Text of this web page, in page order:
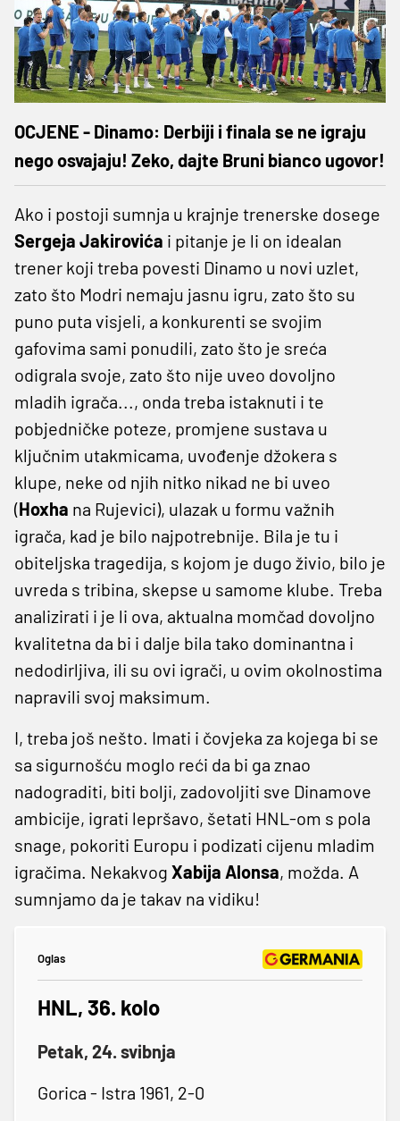
OCJENE - Dinamo: Derbiji i finala se ne igraju
nego osvajaju! Zeko, dajte Bruni bianco ugovor!
Ako i postoji sumnja u krajnje trenerske dosege
Sergeja Jakirovića i pitanje je li on idealan
trener koji treba povesti Dinamo u novi uzlet,
zato što Modri nemaju jasnu igru, zato što su
puno puta visjeli, a konkurenti se svojim
gafovima sami ponudili, zato što je sreća
odigrala svoje, zato što nije uveo dovoljno
mladih igrača..., onda treba istaknuti i te
pobjedničke poteze, promjene sustava u
ključnim utakmicama, uvođenje džokera s
klupe, neke od njih nitko nikad ne bi uveo
(Hoxha na Rujevici), ulazak u formu važnih
igrača, kad je bilo najpotrebnije. Bila je tu i
obiteljska tragedija, s kojom je dugo živio, bilo je
uvreda s tribina, skepse u samome klube. Treba
analizirati i je li ova, aktualna momčad dovoljno
kvalitetna da bi i dalje bila tako dominantna i
nedodirljiva, ili su ovi igrači, u ovim okolnostima
napravili svoj maksimum.
I, treba još nešto. Imati i čovjeka za kojega bi se
sa sigurnošću moglo reći da bi ga znao
nadograditi, biti bolji, zadovoljiti sve Dinamove
ambicije, igrati lepršavo, šetati HNL-om s pola
snage, pokoriti Europu i podizati cijenu mladim
igračima. Nekakvog Xabija Alonsa, možda. A
sumnjamo da je takav na vidiku!
Oglas
HNL, 36. kolo
Petak, 24. svibnja
Gorica - Istra 1961, 2-0